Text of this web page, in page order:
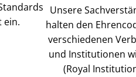
ein.
Unsere
halten den
verschiedenen
und Institutionen
(Royal